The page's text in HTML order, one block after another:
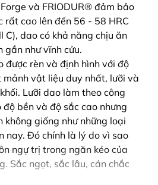
và FRIODUR® đảm bảo
rất cao lên đến 56 - 58 HRC
C), dao có khả năng chịu ăn
gần như vĩnh cửu.
được rèn và định hình với độ
mảnh vật liệu duy nhất, lưỡi và
Lưỡi dao làm theo công
bền và độ sắc cao nhưng
không giống như những loại
nay. Đó chính là lý do vì sao
ngự trị trong ngăn kéo của
Sắc ngọt, sắc lâu, cán chắc